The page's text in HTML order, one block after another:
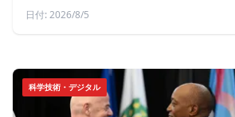
日付: 2026/8/5
科学技術・デジタル